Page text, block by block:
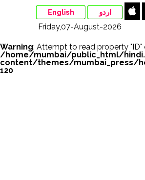
English اردو
Friday,07-August-2026
Warning: Attempt to read property "ID"
/home/mumbai/public_html/
content/themes/mumbai_press/
120